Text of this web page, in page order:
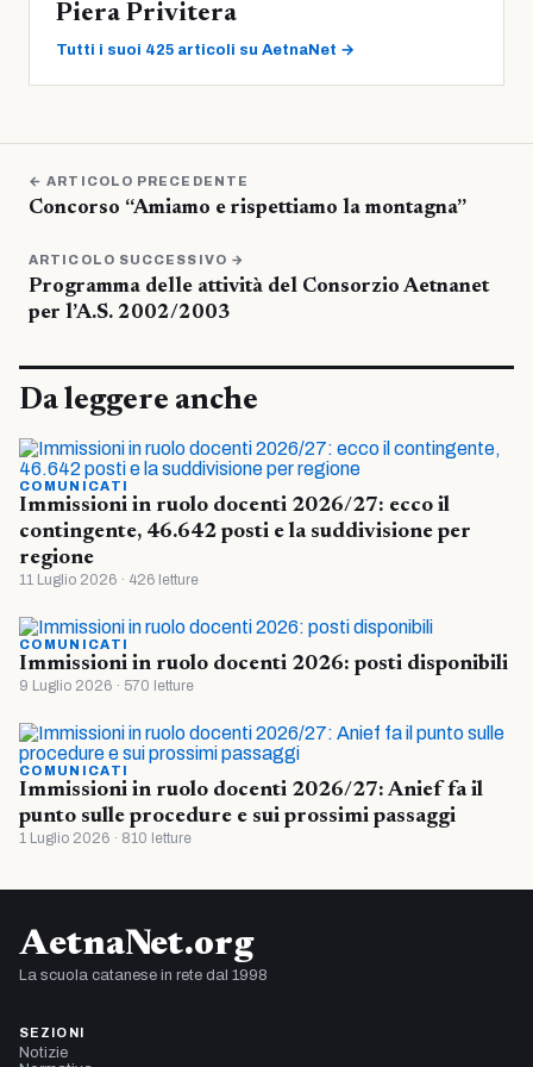
Piera Privitera
Tutti i suoi 425 articoli su AetnaNet →
← ARTICOLO PRECEDENTE
Concorso “Amiamo e rispettiamo la montagna”
ARTICOLO SUCCESSIVO →
Programma delle attività del Consorzio Aetnanet
per l’A.S. 2002/2003
Da leggere anche
COMUNICATI
Immissioni in ruolo docenti 2026/27: ecco il
contingente, 46.642 posti e la suddivisione per
regione
11 Luglio 2026 · 426 letture
COMUNICATI
Immissioni in ruolo docenti 2026: posti disponibili
9 Luglio 2026 · 570 letture
COMUNICATI
Immissioni in ruolo docenti 2026/27: Anief fa il
punto sulle procedure e sui prossimi passaggi
1 Luglio 2026 · 810 letture
AetnaNet.org
La scuola catanese in rete dal 1998
SEZIONI
Notizie